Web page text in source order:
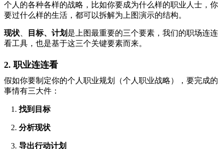
个人的各种各样的战略，比如你要成为什么样的职业人士，你
要过什么样的生活，都可以拆解为上图演示的结构。
现状 目标、 计划 是上图最重要的三个要素，我们的职场连连
看工具，也是基于这三个关键要素而来。
2. 职业连连看
假如你要制定你的个人职业规划（个人职业战略），要完成的
事情有三大件：
找到目标
分析现状
导出行动计划